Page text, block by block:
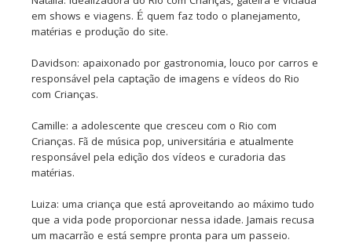
em shows e viagens. É quem faz todo o planejamento,
matérias e produção do site.
Davidson: apaixonado por gastronomia, louco por carros e
responsável pela captação de imagens e vídeos do Rio
com Crianças.
Camille: a adolescente que cresceu com o Rio com
Crianças. Fã de música pop, universitária e atualmente
responsável pela edição dos vídeos e curadoria das
matérias.
Luiza: uma criança que está aproveitando ao máximo tudo
que a vida pode proporcionar nessa idade. Jamais recusa
um macarrão e está sempre pronta para um passeio.